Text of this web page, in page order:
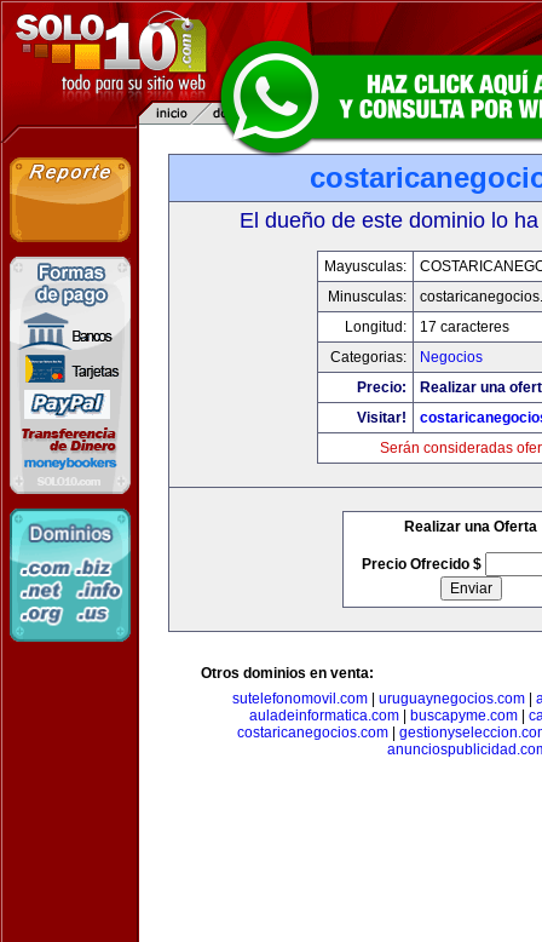
El dueño de este dominio lo
Mayusculas:
Minusculas:
Longitud:
17 caracteres
Categorias:
Negocios
Precio:
Realizar una
Visitar!
Serán consideradas
Realizar una Oferta
Precio Ofrecido $
Otros dominios en venta:
sutelefonomovil.com| uruguaynegocios.com|
auladeinformatica.com| buscapyme.com|
costaricanegocios.com|